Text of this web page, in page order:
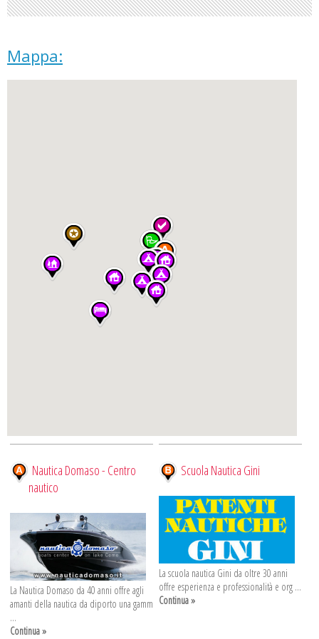
Mappa:
Nautica Domaso - Centro
nautico
La Nautica Domaso da 40 anni offre agli
amanti della nautica da diporto una gamm
...
Continua »
Scuola Nautica Gini
La scuola nautica Gini da oltre 30 anni
offre esperienza e professionalità e org ...
Continua »